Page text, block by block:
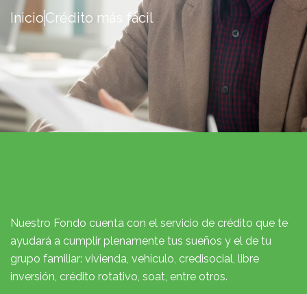
InicioCrédito más fácil
Nuestro Fondo cuenta con el servicio de crédito que te
ayudará a cumplir plenamente tus sueños y el de tu
grupo familiar: vivienda, vehículo, credisocial, libre
inversión, crédito rotativo, soat, entre otros.